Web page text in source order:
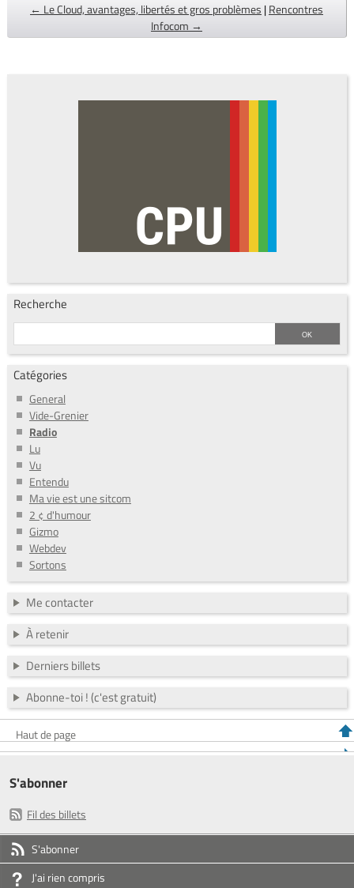
← Le Cloud, avantages, libertés et gros problèmes |Rencontres
Infocom →
Recherche
Catégories
General
Vide-Grenier
Radio
Lu
Vu
Entendu
Ma vie est une sitcom
2 ¢ d'humour
Gizmo
Webdev
Sortons
Me contacter
À retenir
Derniers billets
Abonne-toi ! (c'est gratuit)
Haut de page
S'abonner
Fil des billets
S'abonner
J'ai rien compris